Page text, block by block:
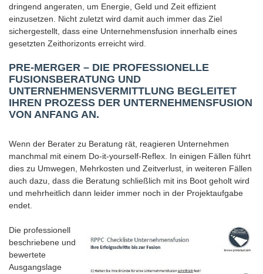
dringend angeraten, um Energie, Geld und Zeit effizient
einzusetzen. Nicht zuletzt wird damit auch immer das Ziel
sichergestellt, dass eine Unternehmensfusion innerhalb eines
gesetzten Zeithorizonts erreicht wird.
PRE-MERGER – DIE PROFESSIONELLE
FUSIONSBERATUNG UND
UNTERNEHMENSVERMITTLUNG BEGLEITET
IHREN PROZESS DER UNTERNEHMENSFUSION
VON ANFANG AN.
Wenn der Berater zu Beratung rät, reagieren Unternehmen
manchmal mit einem Do-it-yourself-Reflex. In einigen Fällen führt
dies zu Umwegen, Mehrkosten und Zeitverlust, in weiteren Fällen
auch dazu, dass die Beratung schließlich mit ins Boot geholt wird
und mehrheitlich dann leider immer noch in der Projektaufgabe
endet.
Die professionell
beschriebene und
bewertete
Ausgangslage